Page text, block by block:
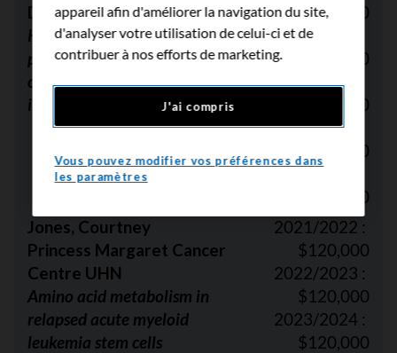
Dalhousie University
Kynurenine metabolic
pathway: implications for
oncolytic virus based cancer
immunotherapy
$120,000
2022/2023 :
$120,000
2023/2024 :
$120,000
2024/2025 :
$120,000
2025/2026 :
$120,000
Jones, Courtney
Princess Margaret Cancer
Centre UHN
Amino acid metabolism in
relapsed acute myeloid
leukemia stem cells
2021/2022 :
$120,000
2022/2023 :
$120,000
2023/2024 :
$120,000
appareil afin d'améliorer la navigation du site,
d'analyser votre utilisation de celui-ci et de
contribuer à nos efforts de marketing.
J'ai compris
Vous pouvez modifier vos préférences dans
les paramètres